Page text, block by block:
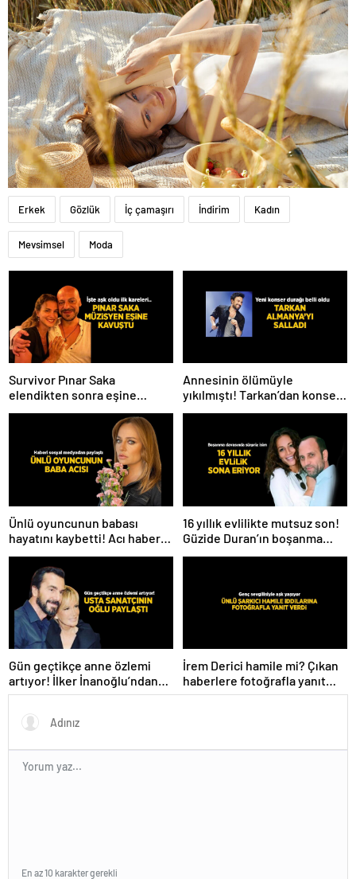
Erkek Gözlük İç çamaşırı İndirim Kadın
Mevsimsel Moda
Survivor Pınar Saka
elendikten sonra eşine
kavuştu! Aşk dolu fotoğrafını
Instagram’dan paylaştı
Annesinin ölümüyle
yıkılmıştı! Tarkan’dan konser
paylaşımı
Ünlü oyuncunun babası
hayatını kaybetti! Acı haberi
16 yıllık evlilikte mutsuz son!
Güzide Duran’ın boşanma
Gün geçtikçe anne özlemi
artıyor! İlker İnanoğlu’ndan
duygu yüklü paylaşım
İrem Derici hamile mi? Çıkan
haberlere fotoğrafla yanıt
verdi
En az 10 karakter gerekli